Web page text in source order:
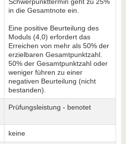
in die Gesamtnote ein.
Eine positive Beurteilung des
Moduls (4,0) erfordert das
Erreichen von mehr als 50% der
erzielbaren Gesamtpunktzahl.
50% der Gesamtpunktzahl oder
weniger führen zu einer
negativen Beurteilung (nicht
bestanden).
Prüfungsleistung - benotet
keine